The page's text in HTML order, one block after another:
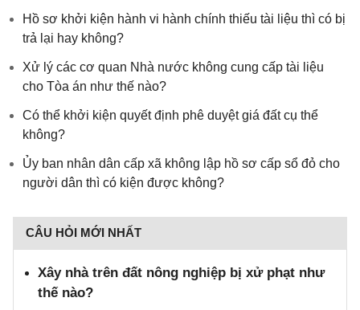
Hồ sơ khởi kiện hành vi hành chính thiếu tài liệu thì có bị
trả lại hay không?
Xử lý các cơ quan Nhà nước không cung cấp tài liệu
cho Tòa án như thế nào?
Có thể khởi kiện quyết định phê duyệt giá đất cụ thể
không?
Ủy ban nhân dân cấp xã không lập hồ sơ cấp sổ đỏ cho
người dân thì có kiện được không?
CÂU HỎI MỚI NHẤT
Xây nhà trên đất nông nghiệp bị xử phạt như
thế nào?